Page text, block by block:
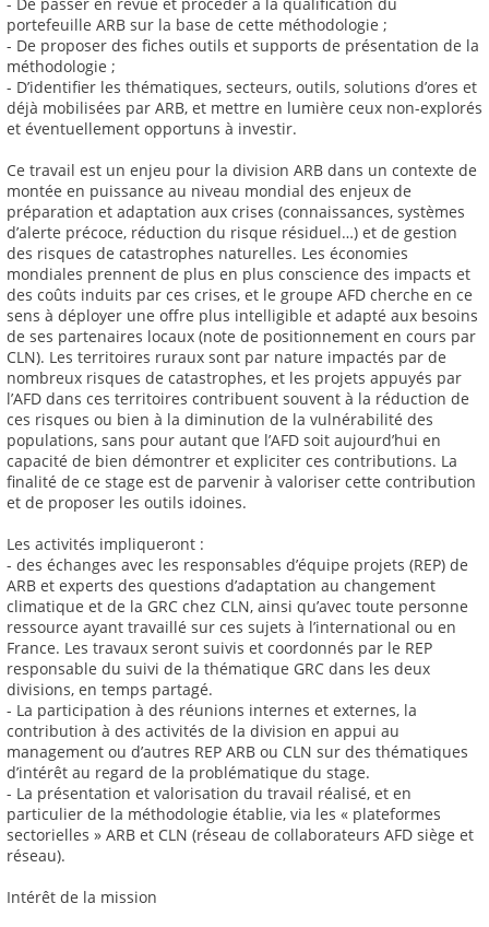
portefeuille ARB sur la base de cette méthodologie ;
- De proposer des fiches outils et supports de présentation de la
méthodologie ;
- D’identifier les thématiques, secteurs, outils, solutions d’ores et
déjà mobilisées par ARB, et mettre en lumière ceux non-explorés
et éventuellement opportuns à investir.
Ce travail est un enjeu pour la division ARB dans un contexte de
montée en puissance au niveau mondial des enjeux de
préparation et adaptation aux crises (connaissances, systèmes
d’alerte précoce, réduction du risque résiduel…) et de gestion
des risques de catastrophes naturelles. Les économies
mondiales prennent de plus en plus conscience des impacts et
des coûts induits par ces crises, et le groupe AFD cherche en ce
sens à déployer une offre plus intelligible et adapté aux besoins
de ses partenaires locaux (note de positionnement en cours par
CLN). Les territoires ruraux sont par nature impactés par de
nombreux risques de catastrophes, et les projets appuyés par
l’AFD dans ces territoires contribuent souvent à la réduction de
ces risques ou bien à la diminution de la vulnérabilité des
populations, sans pour autant que l’AFD soit aujourd’hui en
capacité de bien démontrer et expliciter ces contributions. La
finalité de ce stage est de parvenir à valoriser cette contribution
et de proposer les outils idoines.
Les activités impliqueront :
- des échanges avec les responsables d’équipe projets (REP) de
ARB et experts des questions d’adaptation au changement
climatique et de la GRC chez CLN, ainsi qu’avec toute personne
ressource ayant travaillé sur ces sujets à l’international ou en
France. Les travaux seront suivis et coordonnés par le REP
responsable du suivi de la thématique GRC dans les deux
divisions, en temps partagé.
- La participation à des réunions internes et externes, la
contribution à des activités de la division en appui au
management ou d’autres REP ARB ou CLN sur des thématiques
d’intérêt au regard de la problématique du stage.
- La présentation et valorisation du travail réalisé, et en
particulier de la méthodologie établie, via les « plateformes
sectorielles » ARB et CLN (réseau de collaborateurs AFD siège et
réseau).
Intérêt de la mission